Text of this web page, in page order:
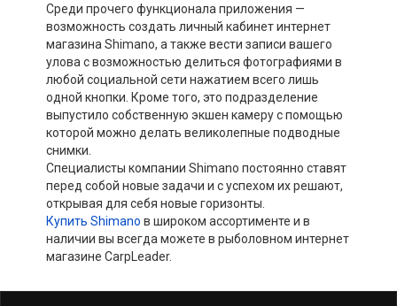
Среди прочего функционала приложения —
возможность создать личный кабинет интернет
магазина Shimano, а также вести записи вашего
улова с возможностью делиться фотографиями в
любой социальной сети нажатием всего лишь
одной кнопки. Кроме того, это подразделение
выпустило собственную экшен камеру с помощью
которой можно делать великолепные подводные
снимки.
Специалисты компании Shimano постоянно ставят
перед собой новые задачи и с успехом их решают,
открывая для себя новые горизонты.
Купить Shimano в широком ассортименте и в
наличии вы всегда можете в рыболовном интернет
магазине CarpLeader.